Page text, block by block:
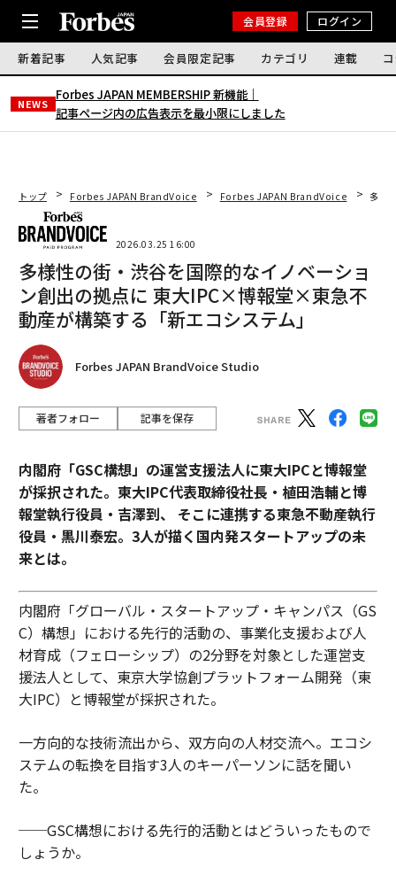
会員登録 ログイン
新着記事 人気記事 会員限定記事 カテゴリ 連載
NEWS
Forbes JAPAN MEMBERSHIP 新機能｜
記事ページ内の広告表示を最小限にしました
トップ Forbes JAPAN BrandVoice Forbes JAPAN BrandVoice 多様
2026.03.25 16:00
多様性の街・渋谷を国際的なイノベーショ
ン創出の拠点に 東大IPC×博報堂×東急不
動産が構築する「新エコシステム」
Forbes JAPAN BrandVoice Studio
著者フォロー 記事を保存
内閣府「GSC構想」の運営支援法人に東大IPCと博報堂
が採択された。東大IPC代表取締役社長・植田浩輔と博
報堂執行役員・吉澤到、 そこに連携する東急不動産執行
役員・黒川泰宏。3人が描く国内発スタートアップの未
来とは。
内閣府「グローバル・スタートアップ・キャンパス（GS
C）構想」における先行的活動の、事業化支援および人
材育成（フェローシップ）の2分野を対象とした運営支
援法人として、東京大学協創プラットフォーム開発（東
大IPC）と博報堂が採択された。
一方向的な技術流出から、双方向の人材交流へ。エコシ
ステムの転換を目指す3人のキーパーソンに話を聞い
た。
──GSC構想における先行的活動とはどういったもので
しょうか。